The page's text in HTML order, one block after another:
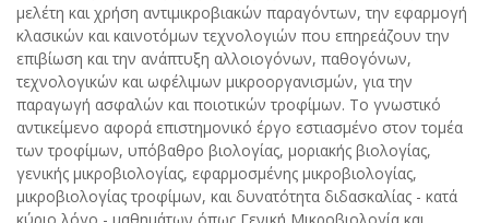
μελέτη και χρήση αντιμικροβιακών παραγόντων, την εφαρμογή
κλασικών και καινοτόμων τεχνολογιών που επηρεάζουν την
επιβίωση και την ανάπτυξη αλλοιογόνων, παθογόνων,
τεχνολογικών και ωφέλιμων μικροοργανισμών, για την
παραγωγή ασφαλών και ποιοτικών τροφίμων. Το γνωστικό
αντικείμενο αφορά επιστημονικό έργο εστιασμένο στον τομέα
των τροφίμων, υπόβαθρο βιολογίας, μοριακής βιολογίας,
γενικής μικροβιολογίας, εφαρμοσμένης μικροβιολογίας,
μικροβιολογίας τροφίμων, και δυνατότητα διδασκαλίας - κατά